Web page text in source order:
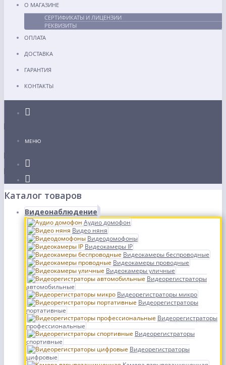
О МАГАЗИНЕ
СЕРТИФИКАТЫ И ЛИЦЕНЗИИ
РЕКВИЗИТЫ
ОПЛАТА
ДОСТАВКА
ГАРАНТИЯ
КОНТАКТЫ
МЕНЮ
Каталог товаров
Видеонаблюдение
Аудио домофон
Видео няня
Видеодомофоны
Видеокамеры IP
Видеокамеры беспроводные
Видеокамеры проводные
Видеокамеры уличные
Видеорегистраторы
автомобильные
Видеорегистраторы микро
Видеорегистраторы
портативные
Видеорегистраторы
профессиональные
Видеорегистраторы
спортивные
Видеорегистраторы
цифровые